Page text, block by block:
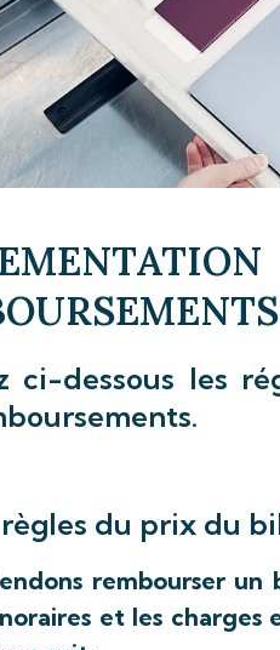
ci-dessous les
règles du prix du
rembourser
et les